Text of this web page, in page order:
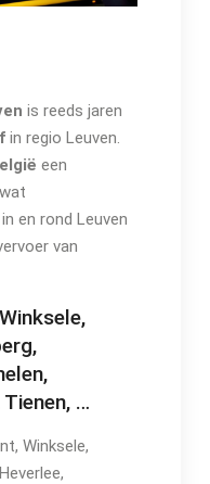
is reeds jaren
in regio Leuven.
een
en rond Leuven
van
…
Winksele,